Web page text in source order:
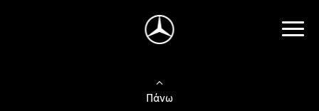
Πάνω